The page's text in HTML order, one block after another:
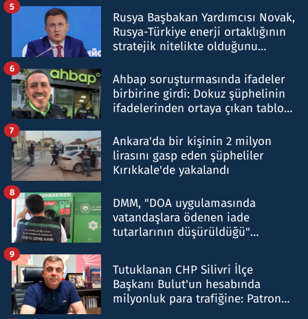
Rusya Başbakan Yardımcısı Novak,
Rusya-Türkiye enerji ortaklığının
stratejik nitelikte olduğunu
5
Ahbap soruşturmasında ifadeler
birbirine girdi: Dokuz şüphelinin
ifadelerinden ortaya çıkan tablo
6
Ankara'da bir kişinin 2 milyon
lirasını gasp eden şüpheliler
Kırıkkale'de yakalandı
7
DMM, "DOA uygulamasında
vatandaşlara ödenen iade
tutarlarının düşürüldüğü"
8
Tutuklanan CHP Silivri İlçe
Başkanı Bulut'un hesabında
milyonluk para trafiğine: Patron
9